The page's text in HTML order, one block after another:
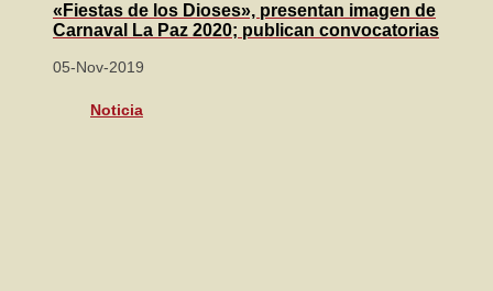
«Fiestas de los Dioses», presentan imagen de
Carnaval La Paz 2020; publican convocatorias
05-Nov-2019
Noticia